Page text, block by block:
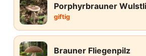
Porphyrbrauner
giftig
Brauner Fliegenpilz